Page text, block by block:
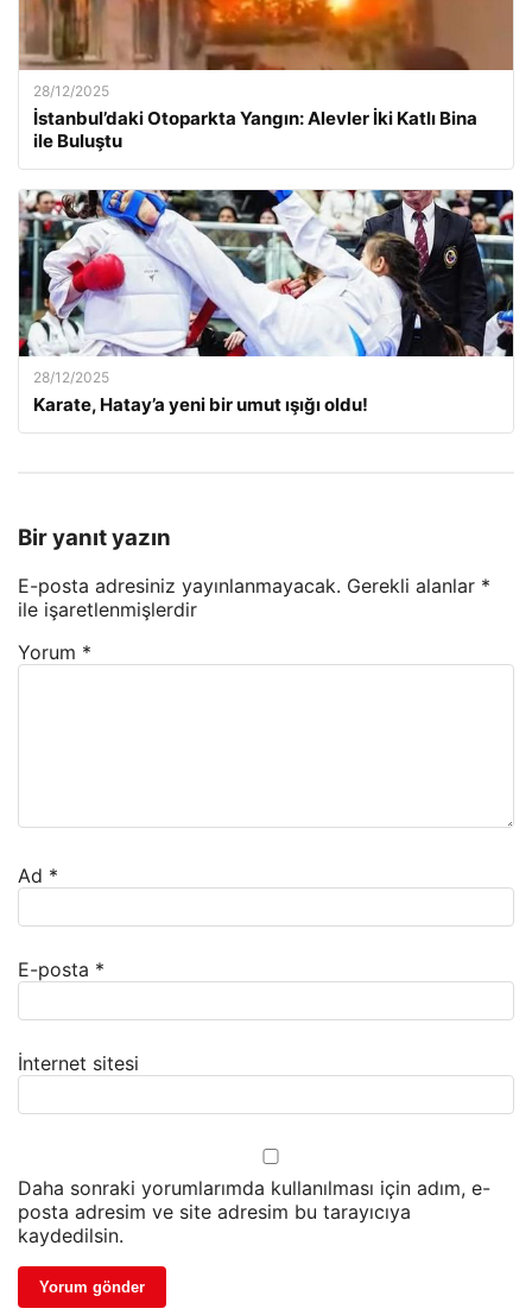
28/12/2025
İstanbul’daki Otoparkta Yangın: Alevler İki Katlı Bina
ile Buluştu
28/12/2025
Karate, Hatay’a yeni bir umut ışığı oldu!
Bir yanıt yazın
E-posta adresiniz yayınlanmayacak. Gerekli alanlar *
ile işaretlenmişlerdir
Yorum *
Ad *
E-posta *
İnternet sitesi
Daha sonraki yorumlarımda kullanılması için adım, e-
posta adresim ve site adresim bu tarayıcıya
kaydedilsin.